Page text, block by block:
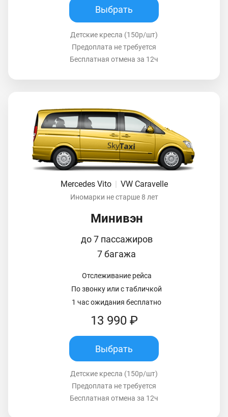
Выбрать
Детские кресла (150р/шт)
Предоплата не требуется
Бесплатная отмена за 12ч
Mercedes Vito VW Caravelle
Иномарки не старше 8 лет
Минивэн
до 7 пассажиров
7 багажа
Отслеживание рейса
По звонку или с табличкой
1 час ожидания бесплатно
13 990 ₽
Выбрать
Детские кресла (150р/шт)
Предоплата не требуется
Бесплатная отмена за 12ч